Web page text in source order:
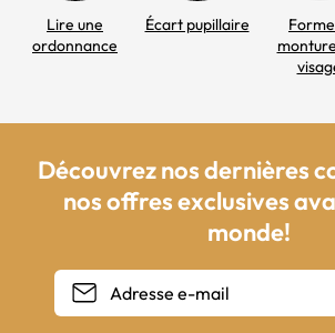
Lire une
ordonnance
Écart pupillaire
Découvrez nos dernières
nos offres exclusives
monde!